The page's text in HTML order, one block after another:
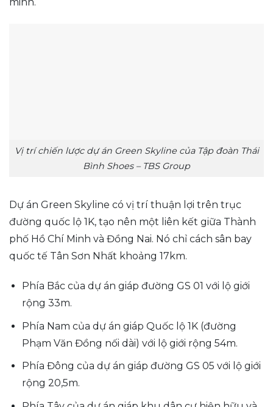
Vị trí chiến lược dự án Green Skyline của Tập đoàn Thái
Bình Shoes – TBS Group
Dự án Green Skyline có vị trí thuận lợi trên trục
đường quốc lộ 1K, tạo nên một liên kết giữa Thành
phố Hồ Chí Minh và Đồng Nai. Nó chỉ cách sân bay
quốc tế Tân Sơn Nhất khoảng 17km.
Phía Bắc của dự án giáp đường GS 01 với lộ giới
rộng 33m.
Phía Nam của dự án giáp Quốc lộ 1K (đường
Phạm Văn Đồng nối dài) với lộ giới rộng 54m.
Phía Đông của dự án giáp đường GS 05 với lộ giới
rộng 20,5m.